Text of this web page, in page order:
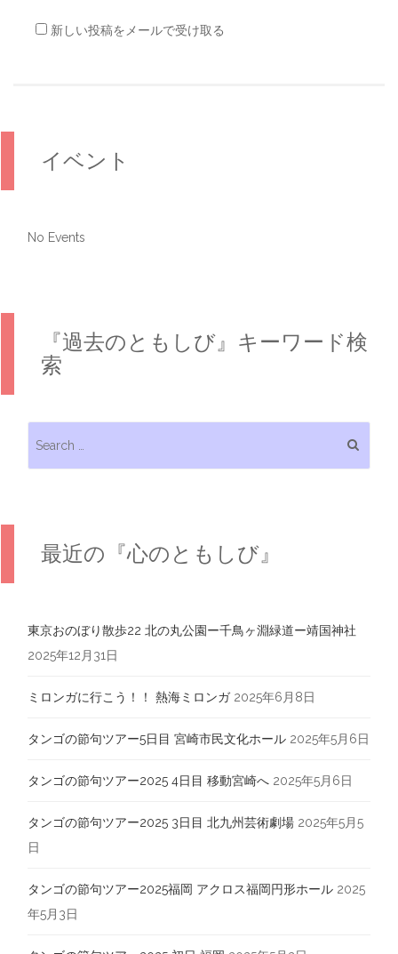
新しい投稿をメールで受け取る
イベント
No Events
『過去のともしび』キーワード検
索
最近の『心のともしび』
東京おのぼり散歩22 北の丸公園ー千鳥ヶ淵緑道ー靖国神社
2025年12月31日
ミロンガに行こう！！ 熱海ミロンガ 2025年6月8日
タンゴの節句ツアー5日目 宮崎市民文化ホール 2025年5月6日
タンゴの節句ツアー2025 4日目 移動宮崎へ 2025年5月6日
タンゴの節句ツアー2025 3日目 北九州芸術劇場 2025年5月5
日
タンゴの節句ツアー2025福岡 アクロス福岡円形ホール 2025
年5月3日